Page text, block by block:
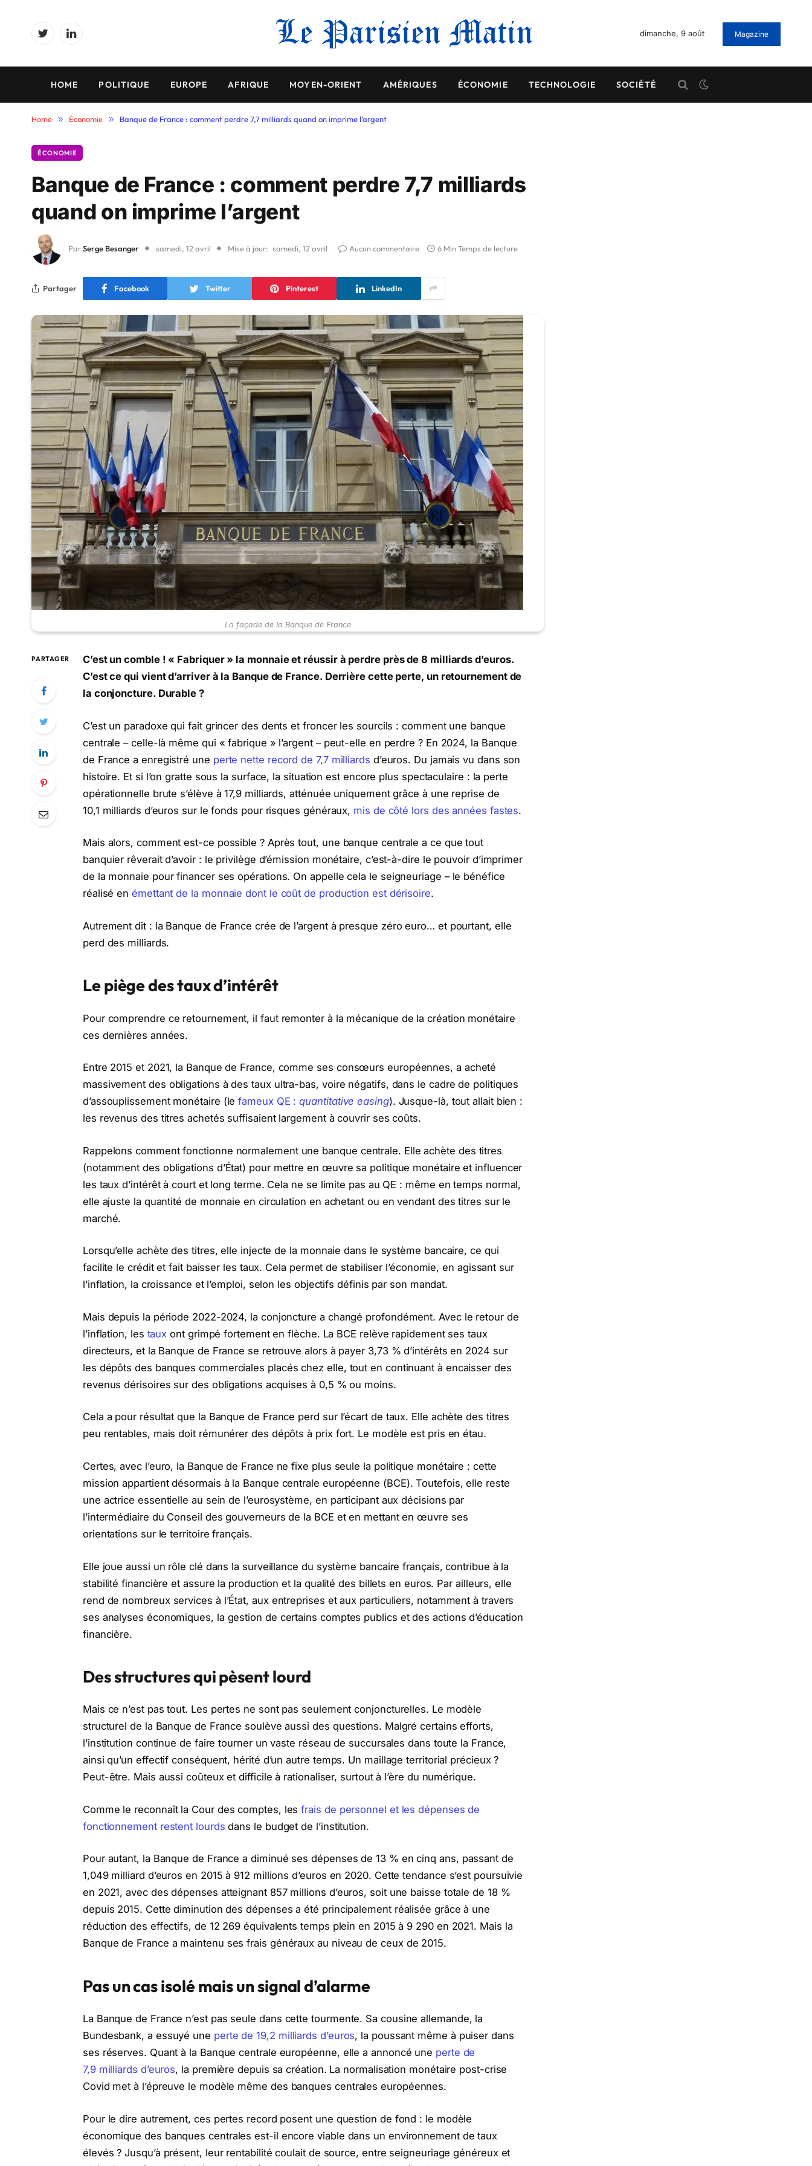
TwitterLinkedIn
dimanche, 9 août Magazine
HOME POLITIQUE EUROPE AFRIQUE MOYEN-ORIENT AMÉRIQUES ÉCONOMIE TECHNOLOGIE SOCIÉTÉ
Home » Économie » Banque de France : comment perdre 7,7 milliards quand on imprime l’argent
ÉCONOMIE
Banque de France : comment perdre 7,7 milliards
quand on imprime l’argent
ParSerge Besanger samedi, 12 avril Mise à jour: samedi, 12 avril Aucun commentaire 6 Min Temps de lecture
Partager Facebook Twitter Pinterest LinkedIn
La façade de la Banque de France
PARTAGER
C’est un comble ! « Fabriquer » la monnaie et réussir à perdre près de 8 milliards d’euros.
C’est ce qui vient d’arriver à la Banque de France. Derrière cette perte, un retournement de
la conjoncture. Durable ?
C’est un paradoxe qui fait grincer des dents et froncer les sourcils : comment une banque
centrale – celle-là même qui « fabrique » l’argent – peut-elle en perdre ? En 2024, la Banque
de France a enregistré une perte nette record de 7,7 milliards d’euros. Du jamais vu dans son
histoire. Et si l’on gratte sous la surface, la situation est encore plus spectaculaire : la perte
opérationnelle brute s’élève à 17,9 milliards, atténuée uniquement grâce à une reprise de
10,1 milliards d’euros sur le fonds pour risques généraux, mis de côté lors des années fastes.
Mais alors, comment est-ce possible ? Après tout, une banque centrale a ce que tout
banquier rêverait d’avoir : le privilège d’émission monétaire, c’est-à-dire le pouvoir d’imprimer
de la monnaie pour financer ses opérations. On appelle cela le seigneuriage – le bénéfice
réalisé enémettant de la monnaie dont le coût de production est dérisoire.
Autrement dit : la Banque de France crée de l’argent à presque zéro euro… et pourtant, elle
perd des milliards.
Le piège des taux d’intérêt
Pour comprendre ce retournement, il faut remonter à la mécanique de la création monétaire
ces dernières années.
Entre 2015 et 2021, la Banque de France, comme ses consœurs européennes, a acheté
massivement des obligations à des taux ultra-bas, voire négatifs, dans le cadre de politiques
d’assouplissement monétaire (lefameux QE :quantitative easing). Jusque-là, tout allait bien :
les revenus des titres achetés suffisaient largement à couvrir ses coûts.
Rappelons comment fonctionne normalement une banque centrale. Elle achète des titres
(notamment des obligations d’État) pour mettre en œuvre sa politique monétaire et influencer
les taux d’intérêt à court et long terme. Cela ne se limite pas au QE : même en temps normal,
elle ajuste la quantité de monnaie en circulation en achetant ou en vendant des titres sur le
marché.
Lorsqu’elle achète des titres, elle injecte de la monnaie dans le système bancaire, ce qui
facilite le crédit et fait baisser les taux. Cela permet de stabiliser l’économie, en agissant sur
l’inflation, la croissance et l’emploi, selon les objectifs définis par son mandat.
Mais depuis la période 2022-2024, la conjoncture a changé profondément. Avec le retour de
l’inflation, les taux ont grimpé fortement en flèche. La BCE relève rapidement ses taux
directeurs, et la Banque de France se retrouve alors à payer 3,73 % d’intérêts en 2024 sur
les dépôts des banques commerciales placés chez elle, tout en continuant à encaisser des
revenus dérisoires sur des obligations acquises à 0,5 % ou moins.
Cela a pour résultat que la Banque de France perd sur l’écart de taux. Elle achète des titres
peu rentables, mais doit rémunérer des dépôts à prix fort. Le modèle est pris en étau.
Certes, avec l’euro, la Banque de France ne fixe plus seule la politique monétaire : cette
mission appartient désormais à la Banque centrale européenne (BCE). Toutefois, elle reste
une actrice essentielle au sein de l’eurosystème, en participant aux décisions par
l’intermédiaire du Conseil des gouverneurs de la BCE et en mettant en œuvre ses
orientations sur le territoire français.
Elle joue aussi un rôle clé dans la surveillance du système bancaire français, contribue à la
stabilité financière et assure la production et la qualité des billets en euros. Par ailleurs, elle
rend de nombreux services à l’État, aux entreprises et aux particuliers, notamment à travers
ses analyses économiques, la gestion de certains comptes publics et des actions d’éducation
financière.
Des structures qui pèsent lourd
Mais ce n’est pas tout. Les pertes ne sont pas seulement conjoncturelles. Le modèle
structurel de la Banque de France soulève aussi des questions. Malgré certains efforts,
l’institution continue de faire tourner un vaste réseau de succursales dans toute la France,
ainsi qu’un effectif conséquent, hérité d’un autre temps. Un maillage territorial précieux ?
Peut-être. Mais aussi coûteux et difficile à rationaliser, surtout à l’ère du numérique.
Comme le reconnaît la Cour des comptes, lesfrais de personnel et les dépenses de
fonctionnement restent lourds dans le budget de l’institution.
Pour autant, la Banque de France a diminué ses dépenses de 13 % en cinq ans, passant de
1,049 milliard d’euros en 2015 à 912 millions d’euros en 2020. Cette tendance s’est poursuivie
en 2021, avec des dépenses atteignant 857 millions d’euros, soit une baisse totale de 18 %
depuis 2015. Cette diminution des dépenses a été principalement réalisée grâce à une
réduction des effectifs, de 12 269 équivalents temps plein en 2015 à 9 290 en 2021. Mais la
Banque de France a maintenu ses frais généraux au niveau de ceux de 2015.
Pas un cas isolé mais un signal d’alarme
La Banque de France n’est pas seule dans cette tourmente. Sa cousine allemande, la
Bundesbank, a essuyé une perte de 19,2 milliards d’euros, la poussant même à puiser dans
ses réserves. Quant à la Banque centrale européenne, elle a annoncé une perte de
7,9 milliards d’euros, la première depuis sa création. La normalisation monétaire post-crise
Covid met à l’épreuve le modèle même des banques centrales européennes.
Pour le dire autrement, ces pertes record posent une question de fond : le modèle
économique des banques centrales est-il encore viable dans un environnement de taux
élevés ? Jusqu’à présent, leur rentabilité coulait de source, entre seigneuriage généreux et